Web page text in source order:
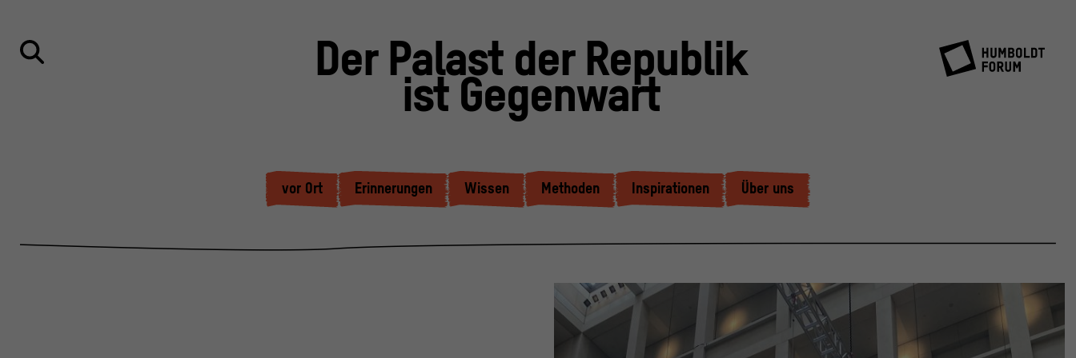
Der Palast der Republik
ist Gegenwart
vor Ort Erinnerungen Wissen Methoden Inspirationen Über uns